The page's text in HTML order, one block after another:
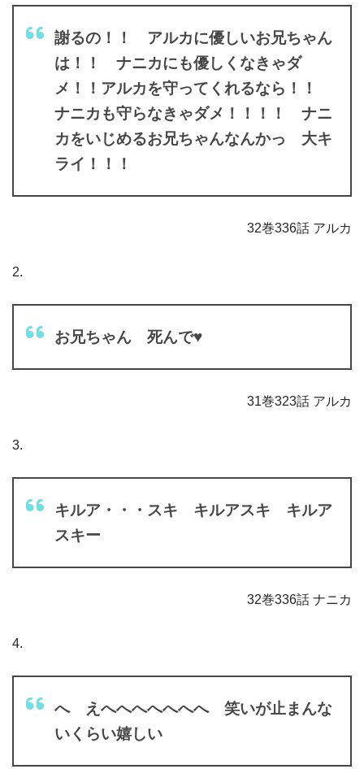
謝るの！！ アルカに優しいお兄ちゃん
は！！ ナニカにも優しくなきゃダ
メ！！アルカを守ってくれるなら！！
ナニカも守らなきゃダメ！！！！ ナニ
カをいじめるお兄ちゃんなんかっ 大キ
ライ！！！
32巻336話 アルカ
2.
お兄ちゃん 死んで♥
31巻323話 アルカ
3.
キルア・・・スキ キルアスキ キルア
スキー
32巻336話 ナニカ
4.
へ えへへへへへへへ 笑いが止まんな
いくらい嬉しい